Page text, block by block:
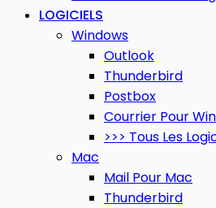
LOGICIELS
Windows
Outlook
Thunderbird
Postbox
Courrier Pour
>>> Tous Les
Mac
Mail Pour Mac
Thunderbird